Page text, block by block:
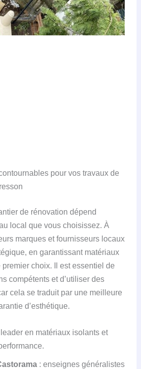
pour vos travaux de
de rénovation dépend
local que vous choisissez. À
marques et fournisseurs locaux
en garantissant matériaux
choix. Il est essentiel de
compétents et d’utiliser des
cela se traduit par une meilleure
d’esthétique.
leader en matériaux isolants et
: enseignes généralistes